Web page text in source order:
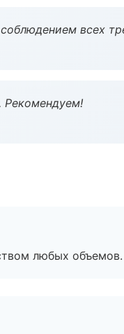
всех
Рекомендуем!
любых объемов.